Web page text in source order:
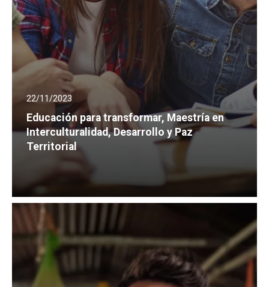
22/11/2023
Educación para transformar, Maestría en
Interculturalidad, Desarrollo y Paz
Territorial